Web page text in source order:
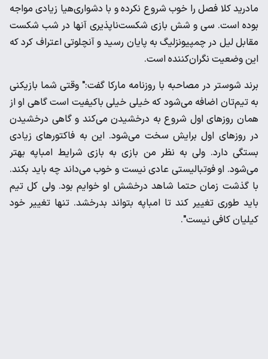
‌مادرید کلا فصل را خوب شروع نکرده و با دشواری‌هیا زیادی مواجه
‌بوده است. سی و شش بازی شکست‌ناپذیری آنها در شب شکست
‌مقابل لیل در چمپیونزلیگ به پایان رسید و آنچلوتی اعتراف کرد که
‌این وضعیت نگران‌کننده است. ‌
برند شوستر در مصاحبه با روزنامه مارکا گفت:" وقتی شما بازیکنی
به ‌تیم‌تان اضافه می‌شود که خیلی خیلی باکیفیت است گاهی او از
‌همان روزهای اول شروع به درخشیدن می‌کند و گاهی درخشیدن
در ‌روزهای اول برایش سخت می‌شود. این به فاکتورهای زیادی
بستگی ‌دارد. ولی به نظر من بازی به بازی شرایط امباپه بهتر
می‌شود. او ‌فوتبالیستی عادی نیست و خوب می‌داند چه باید بکند.
با گذشت ‌زمان حتما شاهد درخشش او خوایم بود. ولی کل تیم
باید طوری ‌تغییر کند تا امباپه بتواند بدرخشد. تنها تغییر خود
کیلیان کافی ‌نیست". ‌